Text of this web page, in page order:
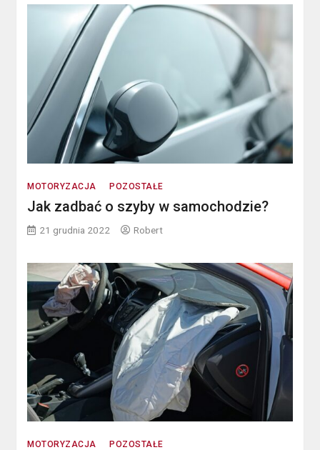
MOTORYZACJA POZOSTAŁE
Jak zadbać o szyby w samochodzie?
21 grudnia 2022 Robert
MOTORYZACJA POZOSTAŁE